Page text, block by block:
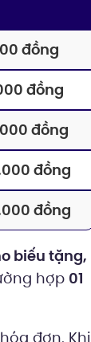
đồng
đồng
đồng
đồng
đồng
biếu tặng,
hợp 01
đơn. Khi